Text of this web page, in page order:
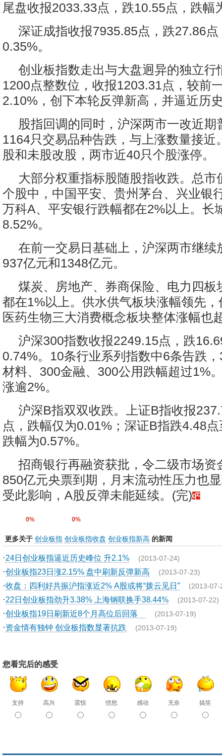
尾盘收报2033.33点，跌10.55点，跌幅
深证成指收报7935.85点，跌27.86点
0.35%。
创业板指数走出与大盘迥异的独立行
1200点整数位，收报1203.31点，较前
2.10%，创下本轮反弹新高，并逼近历
股指回调的同时，沪深两市一改近期
1164只交易品种告跌，与上涨数量接近
股和未股改股，两市近40只个股涨停。
大部分权重指标股随股指收跌。总市
个股中，中国平安、贵州茅台、兴业银
万科A、平安银行跌幅都在2%以上。长
8.52%。
在前一交易日基础上，沪深两市继续
937亿元和1348亿元。
煤炭、房地产、券商保险、电力四板
都在1%以上。供水供气板块涨幅领先
医药生物三大消费概念板块整体涨幅也
沪深300指数收报2249.15点，跌
0.74%。10条行业系列指数中6条告跌
材料、300金融、300公用跌幅超过1%
涨逾2%。
沪深B指双双收跌。上证B指收报
点，跌幅仅为0.01%；深证B指跌4.48
跌幅为0.57%。
招商银行再融资获批，令二级市场资
850亿元央票到期，月末流动性压力也
受此影响，A股反弹未能延续。(完)
0% 0%
更多关于 创业板指 创业板指收盘 创业板指新高 的新闻
·24日创业板指逼近历史峰位 升2.1% (2013-07-24)
·创业板指23日涨2.15% 盘中刷新反弹新高 (2013-07-23)
·收盘：四利好共振沪指涨近2% A股或将“拨云见日” (2013-07-
·22日创业板指劲升3.38% 上海钢联换手38.44% (2013-07-22)
·创业板指19日刷新近8个月高位后回落 (2013-07-19)
·资金情有独钟 创业板指数显著抗跌 (2013-07-19)
您看完后的感受
支持 高兴 震惊 愤怒 感动 无奈 搞笑